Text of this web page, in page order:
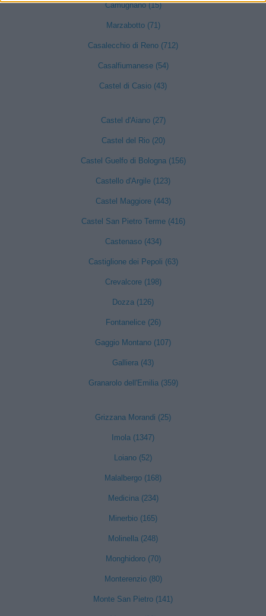
Camugnano (15)
Marzabotto (71)
Casalecchio di Reno (712)
Casalfiumanese (54)
Castel di Casio (43)
Castel d'Aiano (27)
Castel del Rio (20)
Castel Guelfo di Bologna (156)
Castello d'Argile (123)
Castel Maggiore (443)
Castel San Pietro Terme (416)
Castenaso (434)
Castiglione dei Pepoli (63)
Crevalcore (198)
Dozza (126)
Fontanelice (26)
Gaggio Montano (107)
Galliera (43)
Granarolo dell'Emilia (359)
Grizzana Morandi (25)
Imola (1347)
Loiano (52)
Malalbergo (168)
Medicina (234)
Minerbio (165)
Molinella (248)
Monghidoro (70)
Monterenzio (80)
Monte San Pietro (141)